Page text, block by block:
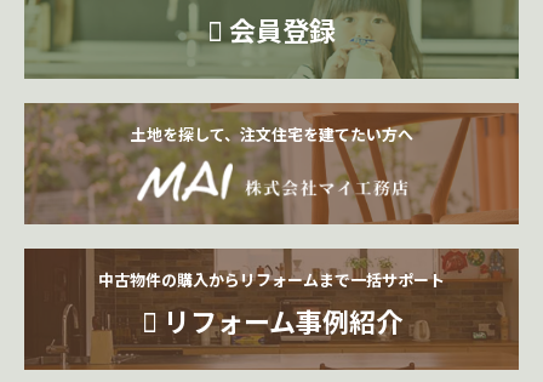
会員登録
土地を探して、注文住宅を建てたい方へ
中古物件の購入からリフォームまで一括サポート
リフォーム事例紹介